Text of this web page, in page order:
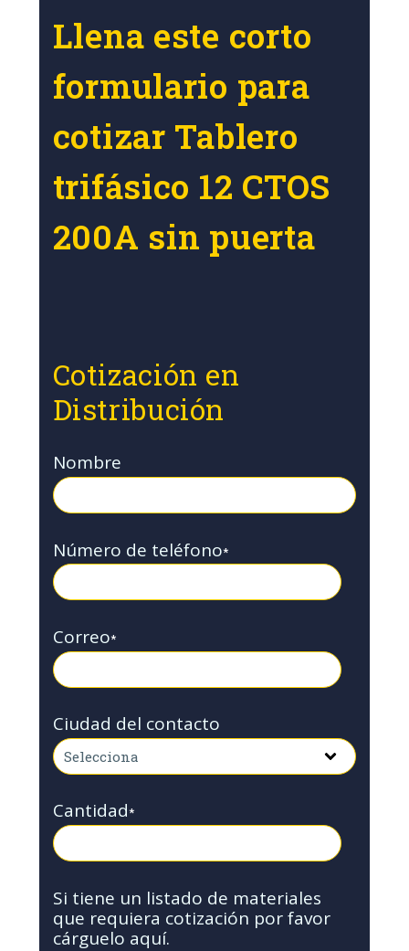
Llena este corto
formulario para
cotizar Tablero
trifásico 12 CTOS
200A sin puerta
Cotización en
Distribución
Nombre
Número de teléfono*
Correo*
Ciudad del contacto
Cantidad*
Si tiene un listado de materiales
que requiera cotización por favor
cárguelo aquí.